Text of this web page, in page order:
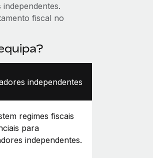
fiscal no
independentes
regimes fiscais
para
independentes.